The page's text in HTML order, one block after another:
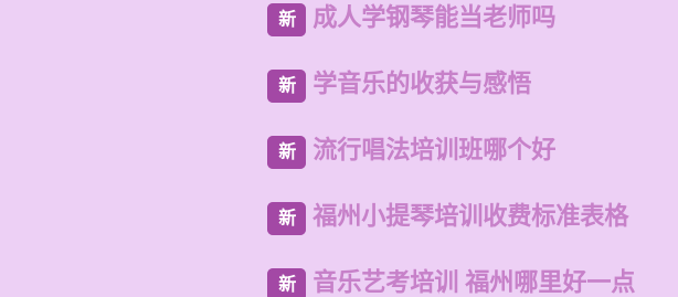
新 成人学钢琴能当老师吗
新 学音乐的收获与感悟
新 流行唱法培训班哪个好
新 福州小提琴培训收费标准表格
新 音乐艺考培训 福州哪里好一点